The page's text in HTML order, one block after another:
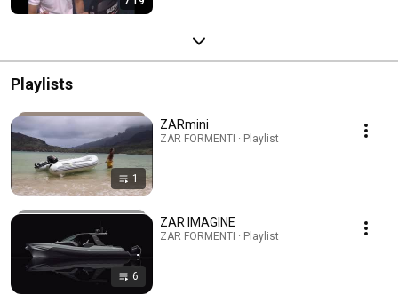
Playlists
1
ZARmini
ZAR FORMENTI · Playlist
6
ZAR IMAGINE
ZAR FORMENTI · Playlist